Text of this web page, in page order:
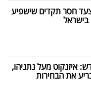
חסר תקדים שישפיע
איזנקוט מעל נתניהו,
את הבחירות